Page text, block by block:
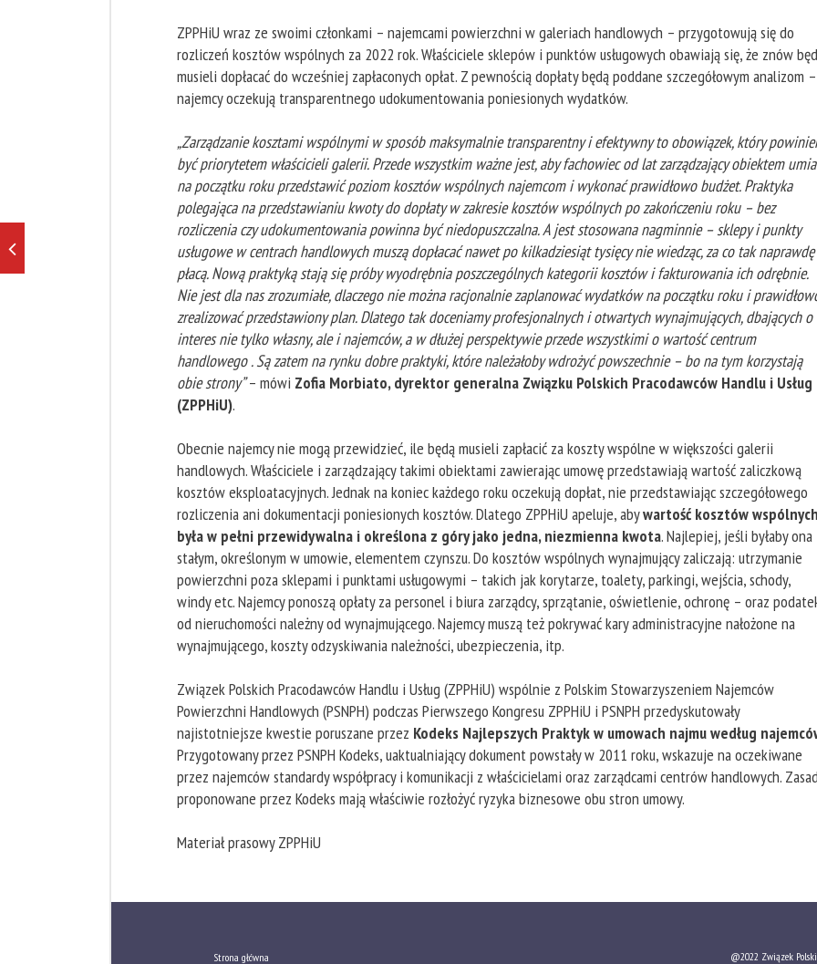
ZPPHiU wraz ze swoimi członkami – najemcami powierzchni w galeriach handlowych – przygotowują się do
rozliczeń kosztów wspólnych za 2022 rok. Właściciele sklepów i punktów usługowych obawiają się, że znów
musieli dopłacać do wcześniej zapłaconych opłat. Z pewnością dopłaty będą poddane szczegółowym analizom –
najemcy oczekują transparentnego udokumentowania poniesionych wydatków.
„Zarządzanie kosztami wspólnymi w sposób maksymalnie transparentny i efektywny to obowiązek, który
być priorytetem właścicieli galerii. Przede wszystkim ważne jest, aby fachowiec od lat zarządzający obiektem
na początku roku przedstawić poziom kosztów wspólnych najemcom i wykonać prawidłowo budżet. Praktyka
polegająca na przedstawianiu kwoty do dopłaty w zakresie kosztów wspólnych po zakończeniu roku – bez
rozliczenia czy udokumentowania powinna być niedopuszczalna. A jest stosowana nagminnie – sklepy i punkty
usługowe w centrach handlowych muszą dopłacać nawet po kilkadziesiąt tysięcy nie wiedząc, za co tak naprawdę
płacą. Nową praktyką stają się próby wyodrębnia poszczególnych kategorii kosztów i fakturowania ich odrębnie.
Nie jest dla nas zrozumiałe, dlaczego nie można racjonalnie zaplanować wydatków na początku roku i
zrealizować przedstawiony plan. Dlatego tak doceniamy profesjonalnych i otwartych wynajmujących, dbających o
interes nie tylko własny, ale i najemców, a w dłużej perspektywie przede wszystkimi o wartość centrum
handlowego . Są zatem na rynku dobre praktyki, które należałoby wdrożyć powszechnie – bo na tym korzystają
obie strony”– mówi Zofia Morbiato, dyrektor generalna Związku Polskich Pracodawców Handlu i Usług
(ZPPHiU).
Obecnie najemcy nie mogą przewidzieć, ile będą musieli zapłacić za koszty wspólne w większości galerii
handlowych. Właściciele i zarządzający takimi obiektami zawierając umowę przedstawiają wartość zaliczkową
kosztów eksploatacyjnych. Jednak na koniec każdego roku oczekują dopłat, nie przedstawiając szczegółowego
rozliczenia ani dokumentacji poniesionych kosztów. Dlatego ZPPHiU apeluje, abywartość kosztów wspólnych
była w pełni przewidywalna i określona z góry jako jedna, niezmienna kwota. Najlepiej, jeśli byłaby ona
stałym, określonym w umowie, elementem czynszu. Do kosztów wspólnych wynajmujący zaliczają: utrzymanie
powierzchni poza sklepami i punktami usługowymi – takich jak korytarze, toalety, parkingi, wejścia, schody,
windy etc. Najemcy ponoszą opłaty za personel i biura zarządcy, sprzątanie, oświetlenie, ochronę – oraz
od nieruchomości należny od wynajmującego. Najemcy muszą też pokrywać kary administracyjne nałożone na
wynajmującego, koszty odzyskiwania należności, ubezpieczenia, itp.
Związek Polskich Pracodawców Handlu i Usług (ZPPHiU) wspólnie z Polskim Stowarzyszeniem Najemców
Powierzchni Handlowych (PSNPH) podczas Pierwszego Kongresu ZPPHiU i PSNPH przedyskutowały
najistotniejsze kwestie poruszane przez Kodeks Najlepszych Praktyk w umowach najmu według
Przygotowany przez PSNPH Kodeks, uaktualniający dokument powstały w 2011 roku, wskazuje na oczekiwane
przez najemców standardy współpracy i komunikacji z właścicielami oraz zarządcami centrów handlowych.
proponowane przez Kodeks mają właściwie rozłożyć ryzyka biznesowe obu stron umowy.
Materiał prasowy ZPPHiU
Strona główna @2022 Związek